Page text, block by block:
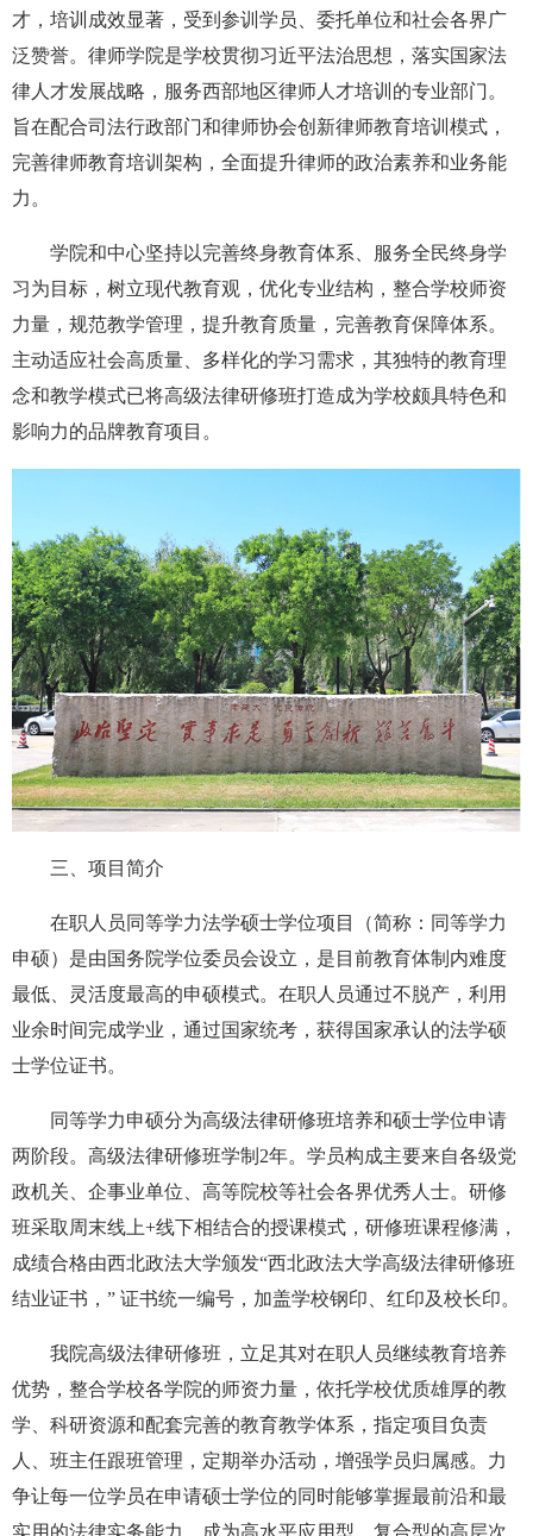
才，培训成效显著，受到参训学员、委托单位和社会各界广
泛赞誉。律师学院是学校贯彻习近平法治思想，落实国家法
律人才发展战略，服务西部地区律师人才培训的专业部门。
旨在配合司法行政部门和律师协会创新律师教育培训模式，
完善律师教育培训架构，全面提升律师的政治素养和业务能
力。
学院和中心坚持以完善终身教育体系、服务全民终身学
习为目标，树立现代教育观，优化专业结构，整合学校师资
力量，规范教学管理，提升教育质量，完善教育保障体系。
主动适应社会高质量、多样化的学习需求， 其独特的教育理
念和教学模式已将高级法律研修班打造成为学校颇具特色和
影响力的品牌教育项目。
三、项目简介
在职人员同等学力法学硕士学位项目（简称：同等学力
申硕）是由国务院学位委员会设立，是目前教育体制内难度
最低、灵活度最高的申硕模式。在职人员通过不脱产，利用
业余时间完成学业，通过国家统考，获得国家承认的法学硕
士学位证书。
同等学力申硕分为高级法律研修班培养和硕士学位申请
两阶段。高级法律研修班学制2年。学员构成主要来自各级党
政机关、企事业单位、高等院校等社会各界优秀人士。研修
班采取周末线上+线下相结合的授课模式，研修班课程修满，
成绩合格由西北政法大学颁发“西北政法大学高级法律研修班
结业证书，” 证书统一编号，加盖学校钢印、红印及校长印。
我院高级法律研修班，立足其对在职人员继续教育培养
优势，整合学校各学院的师资力量，依托学校优质雄厚的教
学、科研资源和配套完善的教育教学体系，指定项目负责
人、班主任跟班管理，定期举办活动，增强学员归属感。力
争让每一位学员在申请硕士学位的同时能够掌握最前沿和最